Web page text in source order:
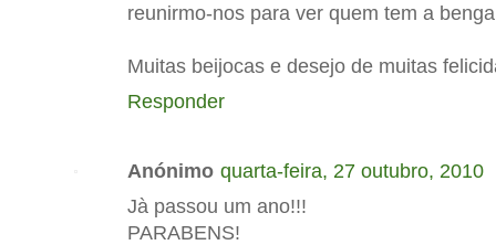
reunirmo-nos para ver quem tem a
Muitas beijocas e desejo de muitas
Responder
Anónimo quarta-feira, 27 outubro, 2010
Jà passou um ano!!!
PARABENS!